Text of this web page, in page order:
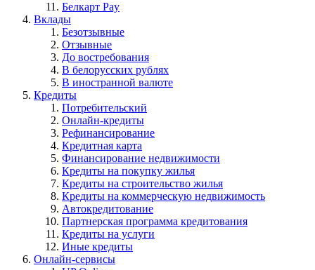
Белкарт Pay
Вклады
Безотзывные
Отзывные
До востребования
В белорусских рублях
В иностранной валюте
Кредиты
Потребительский
Онлайн-кредиты
Рефинансирование
Кредитная карта
Финансирование недвижимости
Кредиты на покупку жилья
Кредиты на строительство жилья
Кредиты на коммерческую недвижимость
Автокредитование
Партнерская программа кредитования
Кредиты на услуги
Иные кредиты
Онлайн-сервисы